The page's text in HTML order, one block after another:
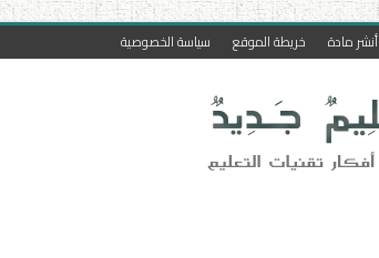
أنشر مادة خريطة الموقع سياسة الخصوصية